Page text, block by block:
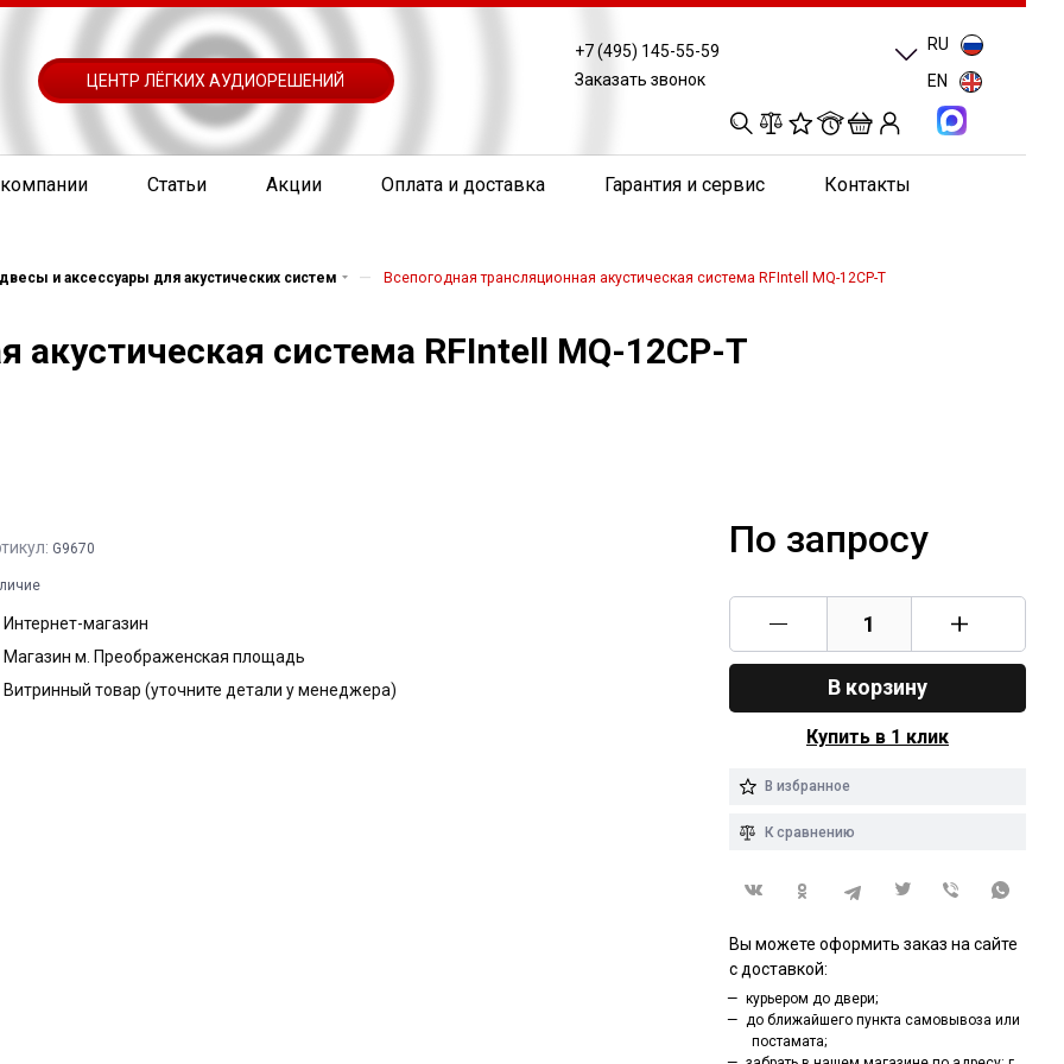
ЦЕНТР ЛЁГКИХ АУДИОРЕШЕНИЙ
+7 (495) 145-55-59
Заказать звонок
0
RU
EN
Статьи Акции Оплата и доставка Гарантия и сервис Контакты
и аксессуары для акустических систем — Всепогодная трансляционная акустическая система RFIntell MQ-12CP-T
акустическая система RFIntell MQ-12CP-T
G9670
Интернет-магазин
Магазин м. Преображенская площадь
Витринный товар (уточните детали у менеджера)
По запросу
В корзину
Купить в 1 клик
В избранное
К сравнению
Вы можете оформить заказ на сайте
с доставкой:
курьером до двери;
до ближайшего пункта самовывоза или
постамата;